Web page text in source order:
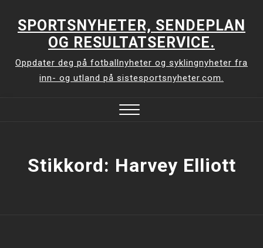
SPORTSNYHETER, SENDEPLAN
OG RESULTATSERVICE.
Oppdater deg på fotballnyheter og syklingnyheter fra
inn- og utland på sistesportsnyheter.com.
Stikkord: Harvey Elliott